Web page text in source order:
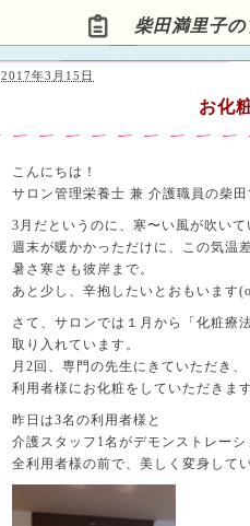
柴田満里子の
お化
2017年3月15日
こんにちは！
サロン管理栄養士 兼 介護職員の柴田
3月だというのに、寒〜い風が吹いて
週末が暖かかっただけに、この気温
暑さ寒さも彼岸まで。
あと少し、辛抱したいとおもいます
さて、サロンでは１月から「化粧療
取り入れています。
月2回、専門の先生にきていただき、
利用者様にお化粧をしていただきます
昨日は3名の利用者様と
介護スタッフ1名がデモンストレーシ
全利用者様の前で、美しく変身して